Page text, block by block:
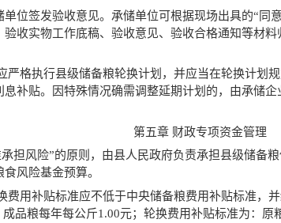
位签发验收意见。承储单位可根据现场出具的“同
收实物工作底稿、验收意见、验收合格通知等材
严格执行县级储备粮轮换计划，并应当在轮换计划
补贴。因特殊情况确需调整延期计划的，由承储
第五章 财政专项资金管理
担风险”的原则，由县人民政府负责承担县级储备
风险基金预算。
费用补贴标准应不低于中央储备粮费用补贴标准，
品粮每年每公斤1.00元；轮换费用补贴标准为：